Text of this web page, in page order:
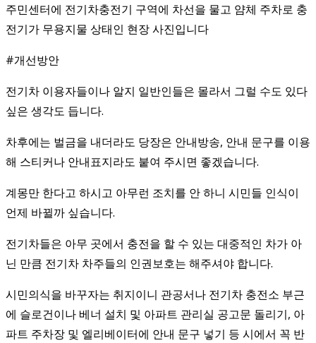
주민센터에 전기차충전기 구역에 차선을 물고 얌체 주차로 충
전기가 무용지물 상태인 현장 사진입니다
#개선방안
전기차 이용자들이나 알지 일반인들은 몰라서 그럴 수도 있다
싶은 생각도 듭니다.
차후에는 벌금을 내더라도 당장은 안내방송, 안내 문구를 이용
해 스티커나 안내표지라도 붙여 주시면 좋겠습니다.
계몽만 한다고 하시고 아무런 조치를 안 하니 시민들 인식이
언제 바뀔까 싶습니다.
전기차들은 아무 곳에서 충전을 할 수 있는 대중적인 차가 아
닌 만큼 전기차 차주들의 인권보호는 해주셔야 합니다.
시민의식을 바꾸자는 취지이니 관공서나 전기차 충전소 부근
에 슬로건이나 베너 설치 및 아파트 관리실 공고문 돌리기, 아
파트 주차장 및 엘리베이터에 안내 문구 넣기 등 시에서 꼭 반